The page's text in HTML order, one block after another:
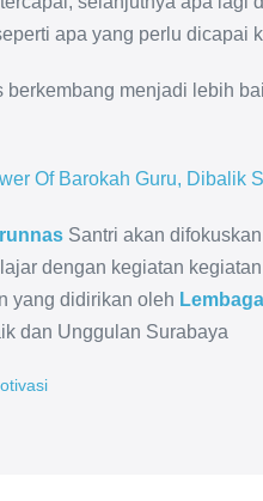
apa yang perlu dicapai
berkembang menjadi lebih
Of Barokah Guru, Dibalik
Santri akan
dengan kegiatan
yang didirikan oleh
dan Unggulan Surabaya